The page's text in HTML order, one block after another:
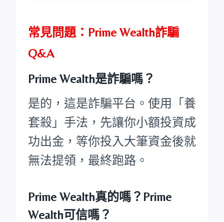
常見問題：Prime Wealth詐騙
Q&A
Prime Wealth是詐騙嗎？
是的，這是詐騙平台。使用「養
套殺」手法，先讓你小額投資成
功出金，等你投入大筆資金後就
無法提領，最終跑路。
Prime Wealth真的嗎？Prime
Wealth可信嗎？